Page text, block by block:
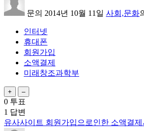
문의 2014년 10월 11일 사회,문화
인터넷
휴대폰
회원가입
소액결제
미래창조과학부
0 투표
1 답변
유사사이트 회원가입으로인한 소액결